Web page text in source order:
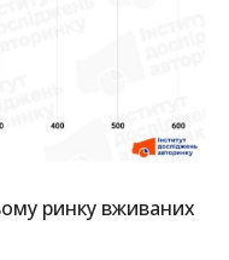
ринку вживаних